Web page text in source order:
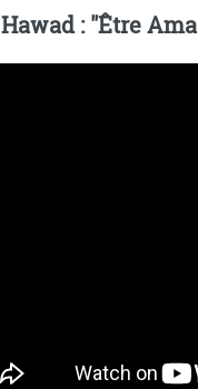
Hawad : "Être